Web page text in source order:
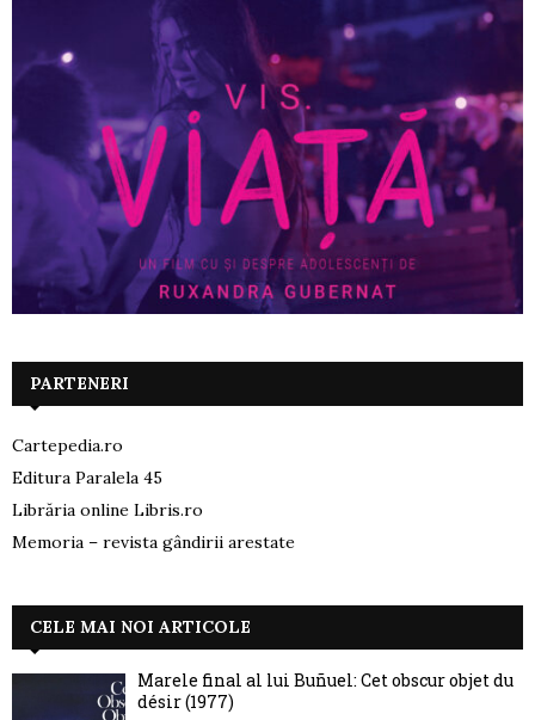
PARTENERI
Cartepedia.ro
Editura Paralela 45
Librăria online Libris.ro
Memoria – revista gândirii arestate
CELE MAI NOI ARTICOLE
Marele final al lui Buñuel: Cet obscur objet du
désir (1977)